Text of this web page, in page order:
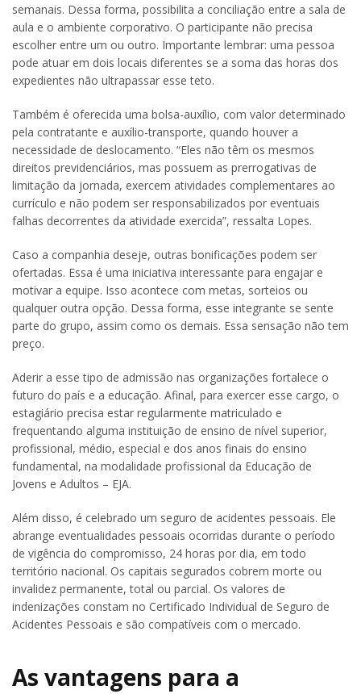
semanais. Dessa forma, possibilita a conciliação entre a sala de
aula e o ambiente corporativo. O participante não precisa
escolher entre um ou outro. Importante lembrar: uma pessoa
pode atuar em dois locais diferentes se a soma das horas dos
expedientes não ultrapassar esse teto.
Também é oferecida uma bolsa-auxílio, com valor determinado
pela contratante e auxílio-transporte, quando houver a
necessidade de deslocamento. “Eles não têm os mesmos
direitos previdenciários, mas possuem as prerrogativas de
limitação da jornada, exercem atividades complementares ao
currículo e não podem ser responsabilizados por eventuais
falhas decorrentes da atividade exercida”, ressalta Lopes.
Caso a companhia deseje, outras bonificações podem ser
ofertadas. Essa é uma iniciativa interessante para engajar e
motivar a equipe. Isso acontece com metas, sorteios ou
qualquer outra opção. Dessa forma, esse integrante se sente
parte do grupo, assim como os demais. Essa sensação não tem
preço.
Aderir a esse tipo de admissão nas organizações fortalece o
futuro do país e a educação. Afinal, para exercer esse cargo, o
estagiário precisa estar regularmente matriculado e
frequentando alguma instituição de ensino de nível superior,
profissional, médio, especial e dos anos finais do ensino
fundamental, na modalidade profissional da Educação de
Jovens e Adultos – EJA.
Além disso, é celebrado um seguro de acidentes pessoais. Ele
abrange eventualidades pessoais ocorridas durante o período
de vigência do compromisso, 24 horas por dia, em todo
território nacional. Os capitais segurados cobrem morte ou
invalidez permanente, total ou parcial. Os valores de
indenizações constam no Certificado Individual de Seguro de
Acidentes Pessoais e são compatíveis com o mercado.
As vantagens para a